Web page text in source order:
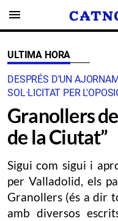
menu
ULTIMA HORA
DESPRÉS D'UN
SOL·LICITAT PER
Granollers
de la Ciutat”
Sigui com sigui i
per Valladolid, els
Granollers (és a dir
amb diversos